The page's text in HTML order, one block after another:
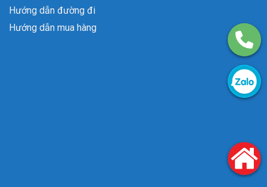
Hướng dẫn đường đi
Hướng dẫn mua hàng